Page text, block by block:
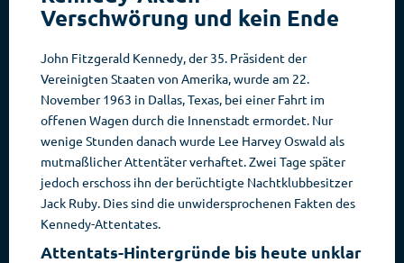
Verschwörung und kein Ende
John Fitzgerald Kennedy, der 35. Präsident der
Vereinigten Staaten von Amerika, wurde am 22.
November 1963 in Dallas, Texas, bei einer Fahrt im
offenen Wagen durch die Innenstadt ermordet. Nur
wenige Stunden danach wurde Lee Harvey Oswald als
mutmaßlicher Attentäter verhaftet. Zwei Tage später
jedoch erschoss ihn der berüchtigte Nachtklubbesitzer
Jack Ruby. Dies sind die unwidersprochenen Fakten des
Kennedy-Attentates.
Attentats-Hintergründe bis heute unklar